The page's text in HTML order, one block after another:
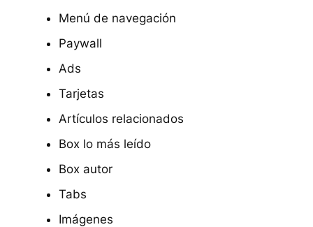
Menú de navegación
Paywall
Ads
Tarjetas
Artículos relacionados
Box lo más leído
Box autor
Tabs
Imágenes